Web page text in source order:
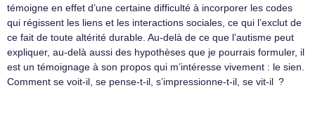
témoigne en effet d’une certaine difficulté à incorporer les codes
qui régissent les liens et les interactions sociales, ce qui l’exclut de
ce fait de toute altérité durable. Au-delà de ce que l’autisme peut
expliquer, au-delà aussi des hypothèses que je pourrais formuler, il
est un témoignage à son propos qui m’intéresse vivement : le sien.
Comment se voit-il, se pense-t-il, s’impressionne-t-il, se vit-il ?